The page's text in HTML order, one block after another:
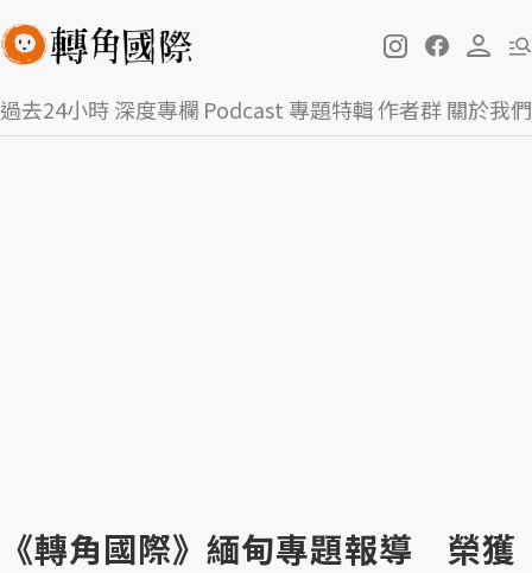
過去24小時深度專欄 Podcast 專題特輯作者群關於我們
《轉角國際》緬甸專題報導 榮獲